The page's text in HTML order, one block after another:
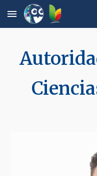
Skip to main content